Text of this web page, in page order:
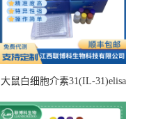
大鼠白细胞介素31(IL-31)elisa